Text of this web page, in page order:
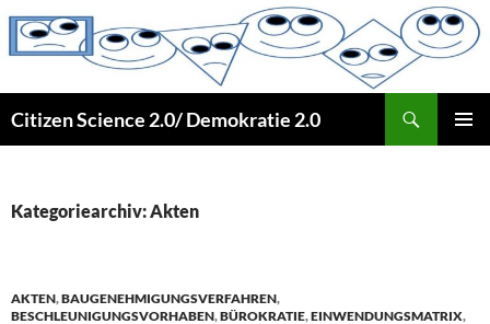
Zum
Inhalt
Citizen Science 2.0/ Demokratie 2.0
Kategoriearchiv: Akten
AKTEN,BAUGENEHMIGUNGSVERFAHREN,
BESCHLEUNIGUNGSVORHABEN,BÜROKRATIE,EINWENDUNGSMATRIX,